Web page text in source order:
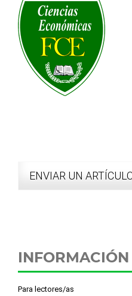
ENVIAR UN
INFORMACIÓN
Para lectores/as